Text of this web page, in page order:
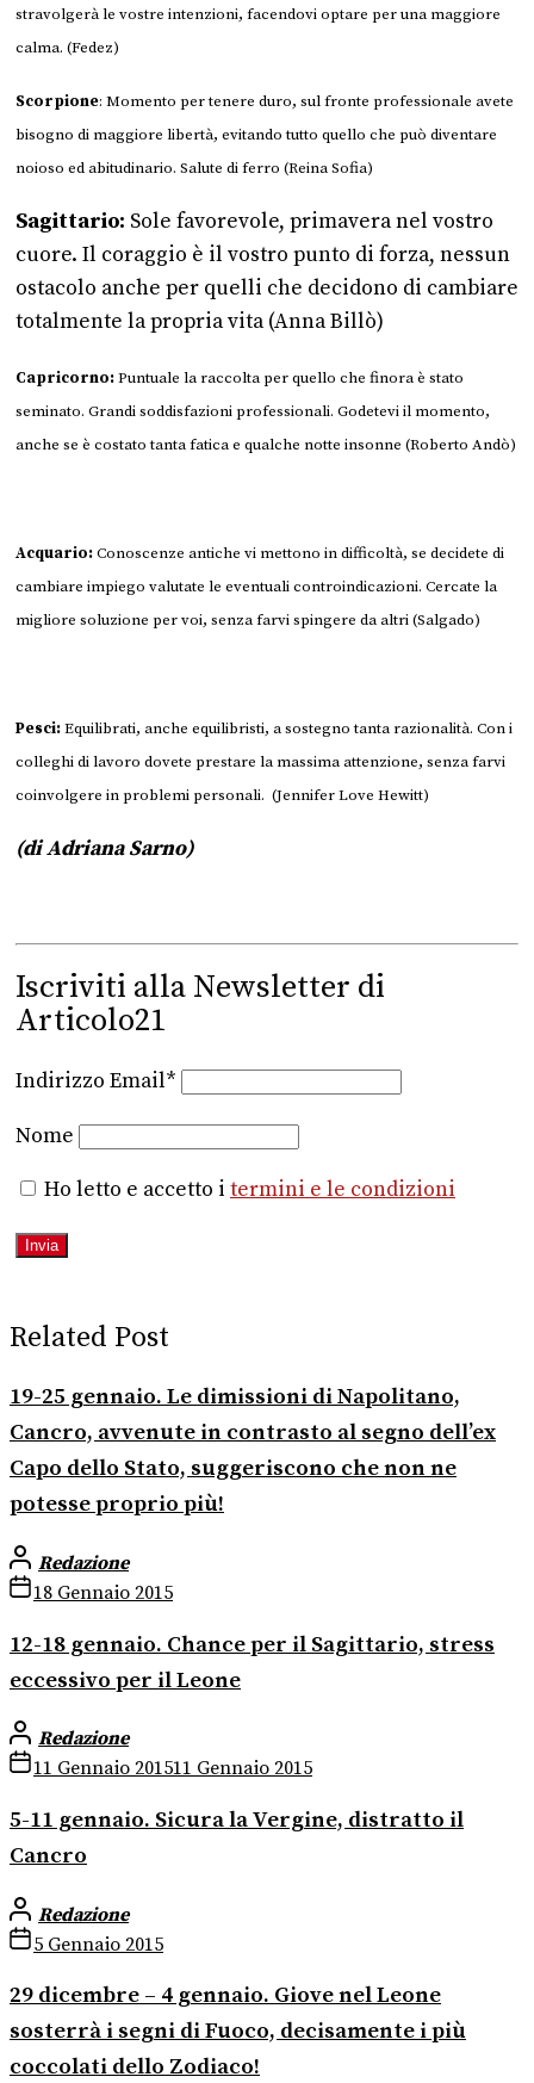
stravolgerà le vostre intenzioni, facendovi optare per una maggiore
calma. (Fedez)
Scorpione: Momento per tenere duro, sul fronte professionale avete
bisogno di maggiore libertà, evitando tutto quello che può diventare
noioso ed abitudinario. Salute di ferro (Reina Sofia)
Sagittario: Sole favorevole, primavera nel vostro
cuore. Il coraggio è il vostro punto di forza, nessun
ostacolo anche per quelli che decidono di cambiare
totalmente la propria vita (Anna Billò)
Capricorno:Puntuale la raccolta per quello che finora è stato
seminato. Grandi soddisfazioni professionali. Godetevi il momento,
anche se è costato tanta fatica e qualche notte insonne (Roberto Andò)
Acquario:Conoscenze antiche vi mettono in difficoltà, se decidete di
cambiare impiego valutate le eventuali controindicazioni. Cercate la
migliore soluzione per voi, senza farvi spingere da altri (Salgado)
Pesci:Equilibrati, anche equilibristi, a sostegno tanta razionalità. Con i
colleghi di lavoro dovete prestare la massima attenzione, senza farvi
coinvolgere in problemi personali. (Jennifer Love Hewitt)
(di Adriana Sarno)
Iscriviti alla Newsletter di
Articolo21
Indirizzo Email*
Nome
Ho letto e accetto i termini e le condizioni
Related Post
19-25 gennaio. Le dimissioni di Napolitano,
Cancro, avvenute in contrasto al segno dell’ex
Capo dello Stato, suggeriscono che non ne
potesse proprio più!
Redazione
18 Gennaio 2015
12-18 gennaio. Chance per il Sagittario, stress
eccessivo per il Leone
Redazione
11 Gennaio 201511 Gennaio 2015
5-11 gennaio. Sicura la Vergine, distratto il
Cancro
Redazione
5 Gennaio 2015
29 dicembre – 4 gennaio. Giove nel Leone
sosterrà i segni di Fuoco, decisamente i più
coccolati dello Zodiaco!